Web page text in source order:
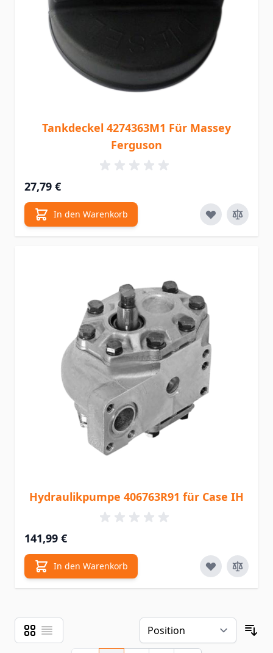
Tankdeckel 4274363M1 Für Massey
Ferguson
27,79 €
In den Warenkorb
Hydraulikpumpe 406763R91 für Case IH
141,99 €
In den Warenkorb
Ansicht als
Raster
Liste